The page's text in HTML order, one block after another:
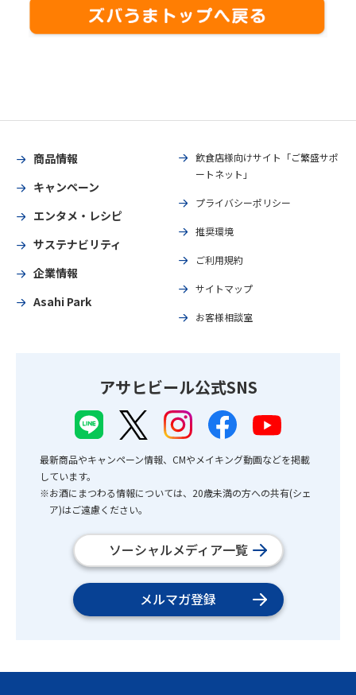
商品情報
キャンペーン
エンタメ・レシピ
サステナビリティ
企業情報
Asahi Park
飲食店様向けサイト「ご繁盛サポ
ートネット」
プライバシーポリシー
推奨環境
ご利用規約
サイトマップ
お客様相談室
アサヒビール公式SNS
最新商品やキャンペーン情報、CMやメイキング動画などを掲載
しています。
※お酒にまつわる情報については、20歳未満の方への共有(シェ
ア)はご遠慮ください。
ソーシャルメディア一覧
メルマガ登録